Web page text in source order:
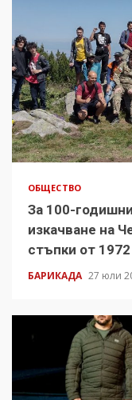
ОБЩЕСТВО
За 100-
изкачване на
стъпки от 1972
БАРИКАДА 27 юли